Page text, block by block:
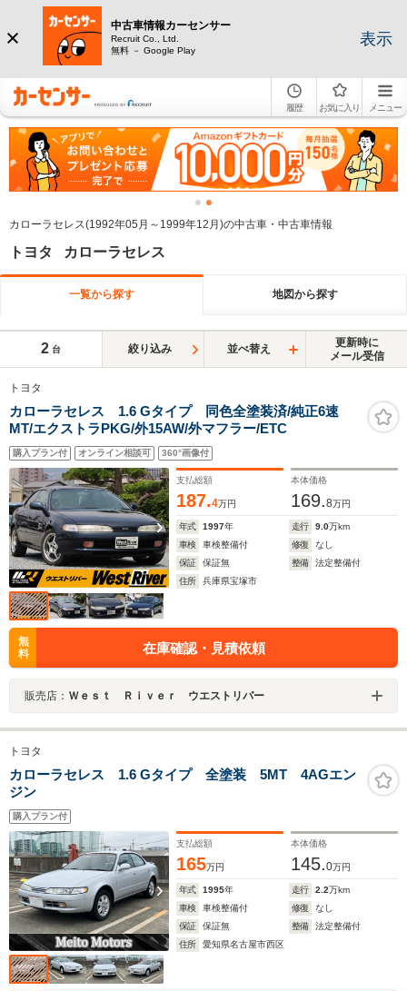
中古車情報カーセンサー
Recruit Co., Ltd.
無料 － Google Play
表示
履歴 お気に入り メニュー
カローラセレス(1992年05月～1999年12月)の中古車・中古車情報
トヨタ カローラセレス
一覧から探す 地図から探す
2 台 絞り込み 並べ替え
更新時に
メール受信
トヨタ
カローラセレス 1.6 Gタイプ 同色全塗装済/純正6速
MT/エクストラPKG/外15AW/外マフラー/ETC
購入プラン付 オンライン相談可 360°画像付
支払総額
187.4万円
本体価格
169.8万円
年式 1997年 走行 9.0万km
車検
車検整備付 修復
なし
保証
保証無 整備
法定整備付
住所
兵庫県宝塚市
無
料
在庫確認・見積依頼
販売店： Ｗｅｓｔ Ｒｉｖｅｒ ウエストリバー
トヨタ
カローラセレス 1.6 Gタイプ 全塗装 5MT 4AGエン
ジン
購入プラン付
支払総額
165万円
本体価格
145.0万円
年式 1995年 走行 2.2万km
車検
車検整備付 修復
なし
保証
保証無 整備
法定整備付
住所
愛知県名古屋市西区